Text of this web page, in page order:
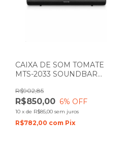
CAIXA DE SOM TOMATE
MTS-2033 SOUNDBAR
R$850,00
R$902,85
6% OFF
10 x de R$85,00 sem juros
R$782,00 com Pix